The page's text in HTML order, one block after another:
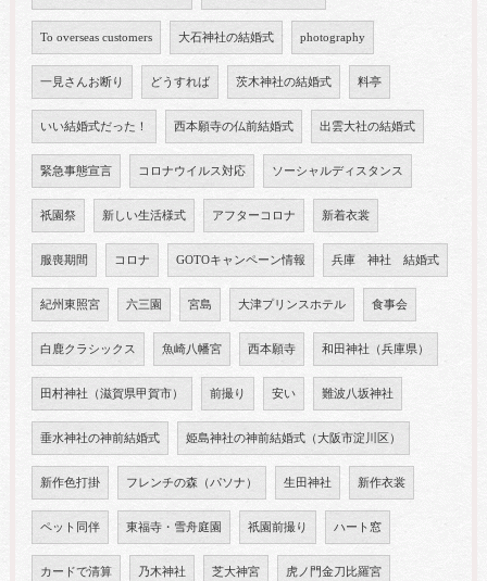
To overseas customers 大石神社の結婚式 photography
一見さんお断り どうすれば 茨木神社の結婚式 料亭
いい結婚式だった！ 西本願寺の仏前結婚式 出雲大社の結婚式
緊急事態宣言 コロナウイルス対応 ソーシャルディスタンス
祇園祭 新しい生活様式 アフターコロナ 新着衣裳
服喪期間 コロナ GOTOキャンペーン情報 兵庫 神社 結婚式
紀州東照宮 六三園 宮島 大津プリンスホテル 食事会
白鹿クラシックス 魚崎八幡宮 西本願寺 和田神社（兵庫県）
田村神社（滋賀県甲賀市） 前撮り 安い 難波八坂神社
垂水神社の神前結婚式 姫島神社の神前結婚式（大阪市淀川区）
新作色打掛 フレンチの森（パソナ） 生田神社 新作衣裳
ペット同伴 東福寺・雪舟庭園 祇園前撮り ハート窓
カードで清算 乃木神社 芝大神宮 虎ノ門金刀比羅宮